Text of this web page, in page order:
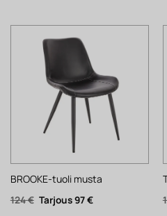
BROOKE-tuoli musta
124€ Alkuperäinen
hinta
97€Nykyinen